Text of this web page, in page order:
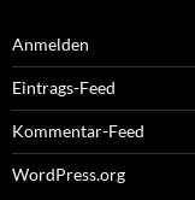
Anmelden
Eintrags-Feed
Kommentar-Feed
WordPress.org